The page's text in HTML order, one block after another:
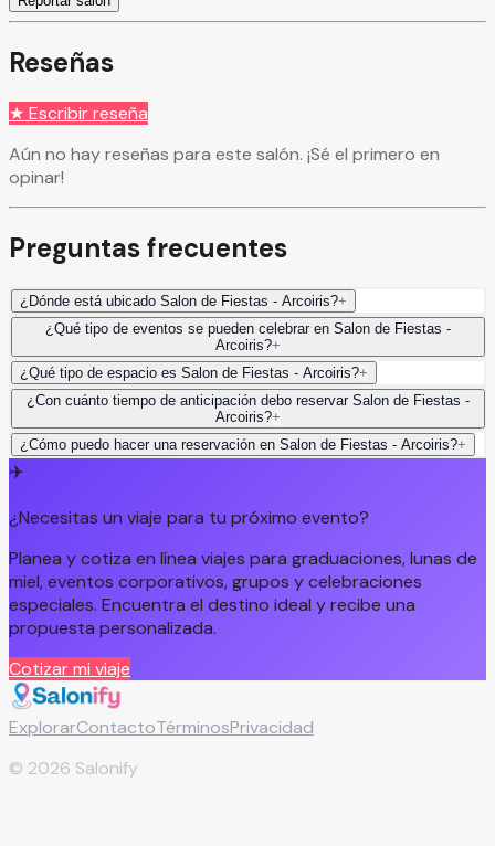
Reseñas
★ Escribir reseña
Aún no hay reseñas para este salón. ¡Sé el primero en
opinar!
Preguntas frecuentes
¿Dónde está ubicado Salon de Fiestas - Arcoiris?+
¿Qué tipo de eventos se pueden celebrar en Salon de Fiestas -
Arcoiris?+
¿Qué tipo de espacio es Salon de Fiestas - Arcoiris?+
¿Con cuánto tiempo de anticipación debo reservar Salon de Fiestas -
Arcoiris?+
¿Cómo puedo hacer una reservación en Salon de Fiestas - Arcoiris?+
✈️
¿Necesitas un viaje para tu próximo evento?
Planea y cotiza en línea viajes para graduaciones, lunas de
miel, eventos corporativos, grupos y celebraciones
especiales. Encuentra el destino ideal y recibe una
propuesta personalizada.
Cotizar mi viaje
ExplorarContactoTérminosPrivacidad
© 2026 Salonify